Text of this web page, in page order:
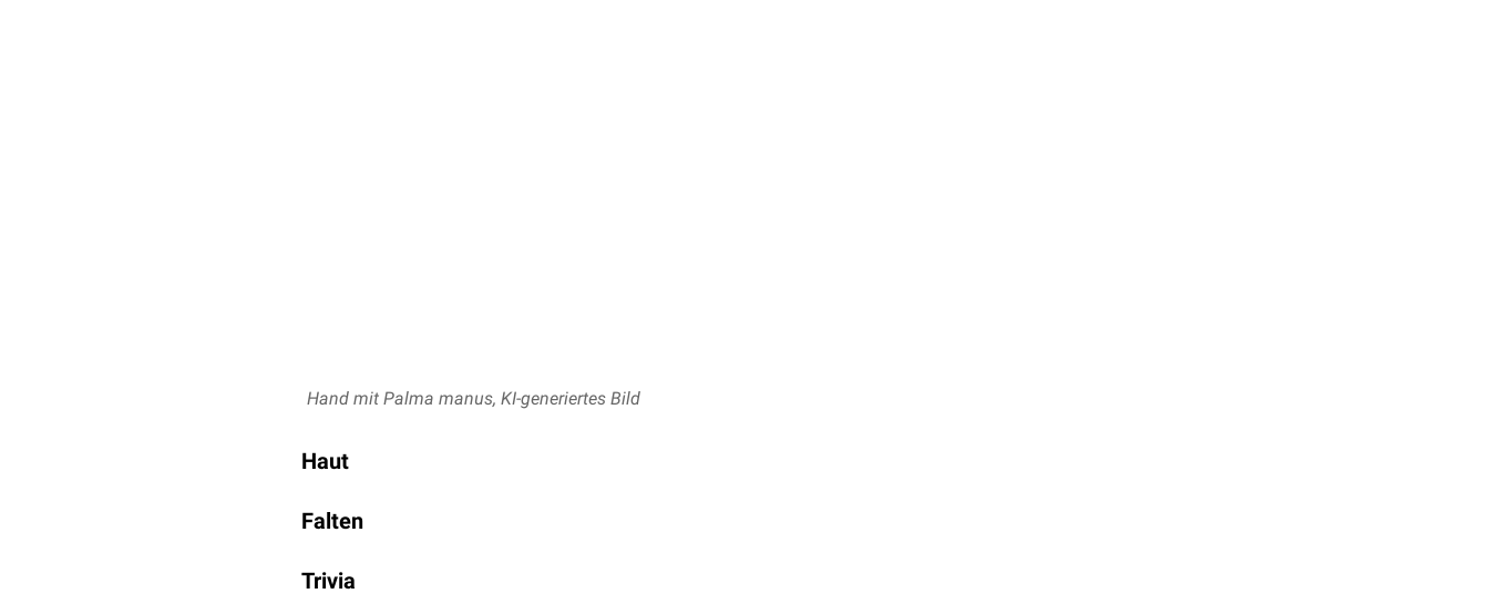
Hand mit Palma manus, KI-generiertes Bild
Haut
erhöhen.
Falten
Linea mensalis
Trivia